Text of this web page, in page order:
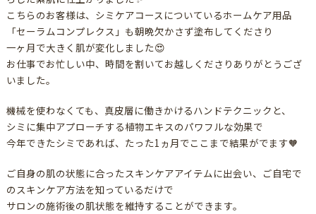
こちらのお客様は、シミケアコースについているホームケア用品
「セーラムコンプレクス」も朝晩欠かさず塗布してくださり
一ヶ月で大きく肌が変化しました😍
お仕事でお忙しい中、時間を割いてお越しくださりありがとうござ
いました。
機械を使わなくても、真皮層に働きかけるハンドテクニックと、
シミに集中アプローチする植物エキスのパワフルな効果で
今年できたシミであれば、たった1ヵ月でここまで結果がでます🧡
ご自身の肌の状態に合ったスキンケアアイテムに出会い、ご自宅で
のスキンケア方法を知っているだけで
サロンの施術後の肌状態を維持することができます。